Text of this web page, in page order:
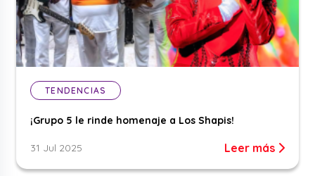
TENDENCIAS
¡Grupo 5 le rinde homenaje a Los Shapis!
31 Jul 2025 Leer más